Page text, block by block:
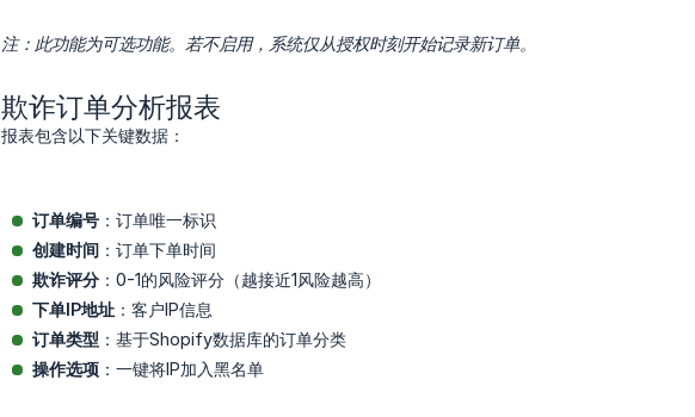
注：此功能为可选功能。若不启用，系统仅从授权时刻开始记录新订单。
欺诈订单分析报表
报表包含以下关键数据：
订单编号 ：订单唯一标识
创建时间 ：订单下单时间
欺诈评分：0-1的风险评分（越接近1风险越高）
下单IP地址 ：客户IP信息
订单类型 ：基于Shopify数据库的订单分类
操作选项 ：一键将IP加入黑名单